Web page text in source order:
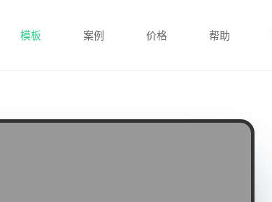
模板 案例 价格 帮助